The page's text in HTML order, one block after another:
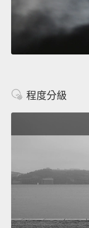
程度分級